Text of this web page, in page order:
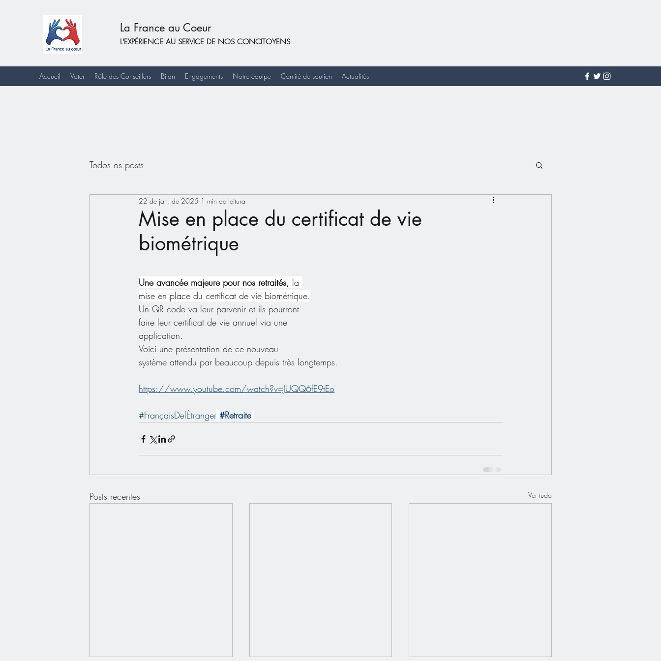
La France au Coeur
L'EXPÉRIENCE AU SERVICE DE NOS CONCITOYENS
Accueil Voter Rôle des Conseillers Bilan Engagements Notre équipe Comité de soutien Actualités
Todos os posts
Mise en place du certificat de vie
biométrique
22 de jan. de 2025 1 min de leitura
Une avancée majeure pour nos retraités, la
mise en place du certificat de vie biométrique.
Un QR code va leur parvenir et ils pourront
faire leur certificat de vie annuel via une
application.
Voici une présentation de ce nouveau
système attendu par beaucoup depuis très longtemps.
https://www.youtube.com/watch?v=JUQQ6fE9tEo
#FrançaisDelÉtranger #Retraite
Posts recentes Ver tudo